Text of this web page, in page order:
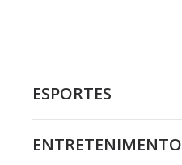
ESPORTES
ENTRETENIMENTO